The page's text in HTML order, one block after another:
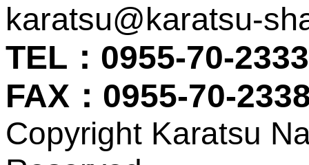
karatsu@karatsu-
TEL：0955-70-2333
FAX：0955-70-
Copyright Karatsu